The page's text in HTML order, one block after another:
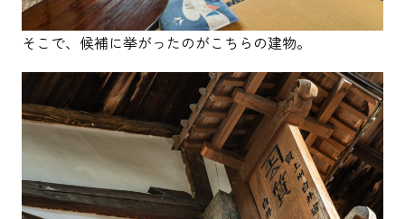
そこで、候補に挙がったのがこちらの建物。